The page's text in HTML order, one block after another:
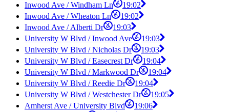
Inwood Ave / Windham Ln
19:02
Inwood Ave / Wheaton Ln
19:02
Inwood Ave / Alberti Dr
19:03
University W Blvd / Inwood Ave
19:03
University W Blvd / Nicholas Dr
19:03
University W Blvd / Easecrest Dr
19:04
University W Blvd / Markwood Dr
19:04
University W Blvd / Reedie Dr
19:04
University W Blvd / Westchester Dr
19:05
Amherst Ave / University Blvd
19:06